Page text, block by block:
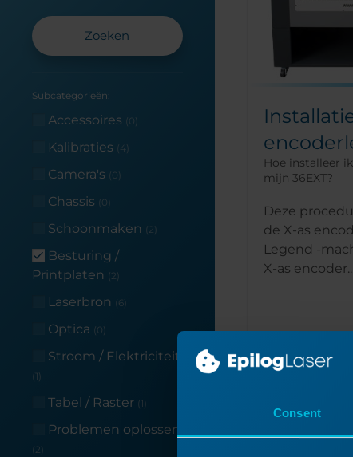
Consent
Zoeken
Subcategorieën:
Accessoires (0)
Kalibraties (4)
Camera's (0)
Chassis (0)
Schoonmaken (2)
Besturing /
Printplaten (2)
Laserbron (6)
Optica (0)
Stroom / Elektriciteit
(1)
Tabel / Raster (1)
Problemen oplossen
(2)
Hoe installeer
mijn 36EXT?
Deze
de X-as
Legend -
X-as encoder...
Lees meer